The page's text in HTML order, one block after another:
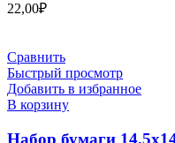
22,00₽
Сравнить
Быстрый просмотр
Добавить в избранное
В корзину
Набор бумаги